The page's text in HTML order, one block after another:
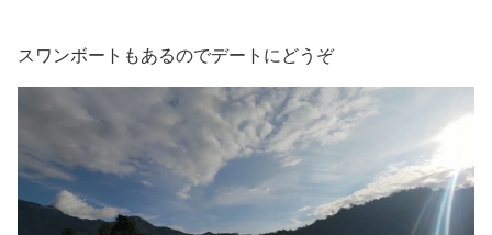
スワンボートもあるのでデートにどうぞ